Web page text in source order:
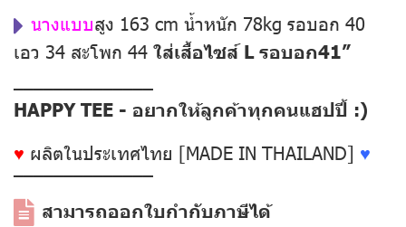
นางแบบสูง 163 cm น้ำหนัก 78kg รอบอก 40
เอว 34 สะโพก 44 ใส่เสื้อไซส์ L รอบอก41”
––––––––––––––
HAPPY TEE - อยากให้ลูกค้าทุกคนแฮปปี้ :)
♥ ผลิตในประเทศไทย [MADE IN THAILAND] ♥
––––––––––––––
สามารถออกใบกำกับภาษีได้